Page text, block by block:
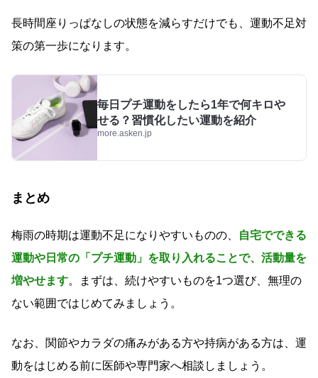
長時間座りっぱなしの状態を減らすだけでも、運動不足対
策の第一歩になります。
毎日プチ運動をしたら1年で何キロや
せる？習慣化したい運動を紹介
more.asken.jp
まとめ
梅雨の時期は運動不足になりやすいものの、
自宅でできる
運動や日常の「プチ運動」を取り入れることで、活動量を
増やせます。まずは、続けやすいものを1つ選び、無理の
ない範囲ではじめてみましょう。
なお、関節やカラダの痛みがある方や持病がある方は、運
動をはじめる前に医師や専門家へ相談しましょう。